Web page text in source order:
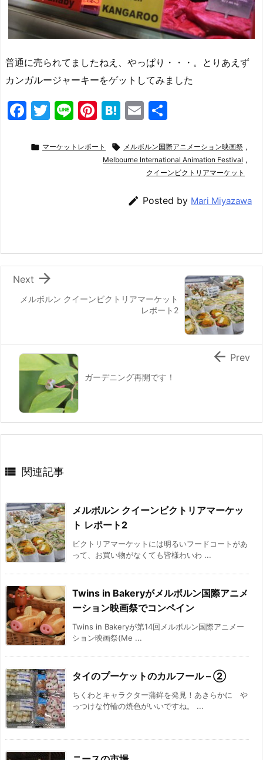
普通に売られてましたねえ、やっぱり・・・。とりあえず
カンガルージャーキーをゲットしてみました
F
c
T
itt
Li
e
Pi
er
e
H
e
n
E
ai
l
 マーケットレポート  メルボルン国際アニメーション映画祭 ,
Melbourne International Animation Festival ,
クイーンビクトリアマーケット
 Posted by Mari Miyazawa
メルボルン クイーンビクトリアマーケット
レポート2

Next
ガーデニング再開です！
 Prev
 関連記事
メルボルン クイーンビクトリアマーケッ
ト レポート2
ビクトリアマーケットには明るいフードコートがあ
って、お買い物がなくても皆様わいわ ...
Twins in Bakeryがメルボルン国際アニメ
ーション映画祭でコンペイン
Twins in Bakeryが第14回メルボルン国際アニメー
ション映画祭(Me ...
タイのプーケットのカルフール – ②
ちくわとキャラクター蒲鉾を発見！あきらかに や
っつけな竹輪の焼色がいいですね。 ...